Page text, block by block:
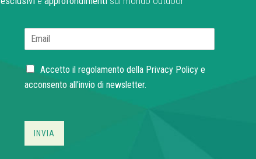
*
C
e
b
x
Accetto il regolamento della Privacy Policye
acconsento all'invio di newsletter.
INVIA